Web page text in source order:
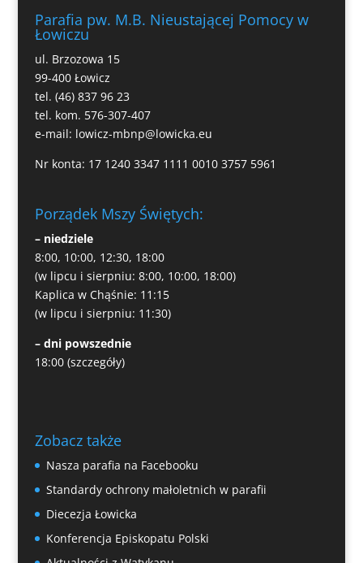
Parafia pw. M.B. Nieustającej Pomocy w
Łowiczu
ul. Brzozowa 15
99-400 Łowicz
tel. (46) 837 96 23
tel. kom. 576-307-407
e-mail: lowicz-mbnp@lowicka.eu
Nr konta: 17 1240 3347 1111 0010 3757 5961
Porządek Mszy Świętych:
– niedziele
8:00, 10:00, 12:30, 18:00
(w lipcu i sierpniu: 8:00, 10:00, 18:00)
Kaplica w Chąśnie: 11:15
(w lipcu i sierpniu: 11:30)
– dni powszednie
18:00 (szczegóły)
Zobacz także
Nasza parafia na Facebooku
Standardy ochrony małoletnich w parafii
Diecezja Łowicka
Konferencja Episkopatu Polski